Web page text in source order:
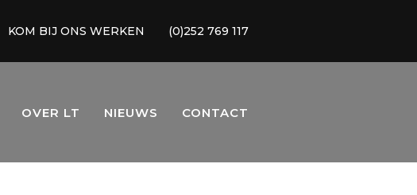
(0)252 769 117
KOM BIJ ONS WERKEN
OVER LT NIEUWS CONTACT